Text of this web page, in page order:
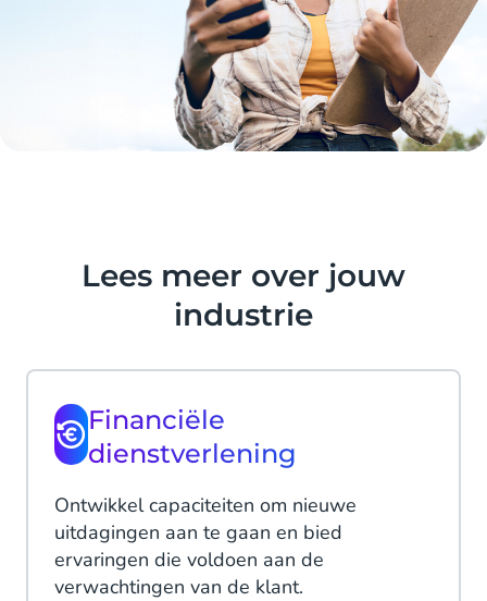
Lees meer over jouw
industrie
Financiële
dienstverlening
Ontwikkel capaciteiten om nieuwe
uitdagingen aan te gaan en bied
ervaringen die voldoen aan de
verwachtingen van de klant.